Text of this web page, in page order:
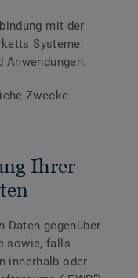
mit der
Systeme,
Anwendungen.
Zwecke.
Ihrer
Daten gegenüber
sowie, falls
innerhalb oder